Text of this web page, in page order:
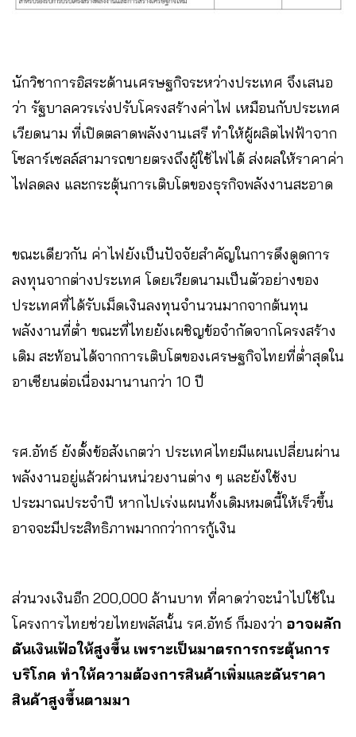
นักวิชาการอิสระด้านเศรษฐกิจระหว่างประเทศ จึงเสนอ
ว่า รัฐบาลควรเร่งปรับโครงสร้างค่าไฟ เหมือนกับประเทศ
เวียดนาม ที่เปิดตลาดพลังงานเสรี ทำให้ผู้ผลิตไฟฟ้าจาก
โซลาร์เซลล์สามารถขายตรงถึงผู้ใช้ไฟได้ ส่งผลให้ราคาค่า
ไฟลดลง และกระตุ้นการเติบโตของธุรกิจพลังงานสะอาด
ขณะเดียวกัน ค่าไฟยังเป็นปัจจัยสำคัญในการดึงดูดการ
ลงทุนจากต่างประเทศ โดยเวียดนามเป็นตัวอย่างของ
ประเทศที่ได้รับเม็ดเงินลงทุนจำนวนมากจากต้นทุน
พลังงานที่ต่ำ ขณะที่ไทยยังเผชิญข้อจำกัดจากโครงสร้าง
เดิม สะท้อนได้จากการเติบโตของเศรษฐกิจไทยที่ต่ำสุดใน
อาเซียนต่อเนื่องมานานกว่า 10 ปี
รศ.อัทธ์ ยังตั้งข้อสังเกตว่า ประเทศไทยมีแผนเปลี่ยนผ่าน
พลังงานอยู่แล้วผ่านหน่วยงานต่าง ๆ และยังใช้งบ
ประมาณประจำปี หากไปเร่งแผนทั้งเดิมหมดนี้ให้เร็วขึ้น
อาจจะมีประสิทธิภาพมากกว่าการกู้เงิน
ส่วนวงเงินอีก 200,000 ล้านบาท ที่คาดว่าจะนำไปใช้ใน
โครงการไทยช่วยไทยพลัสนั้น รศ.อัทธ์ ก็มองว่า อาจผลัก
ดันเงินเฟ้อให้สูงขึ้น เพราะเป็นมาตรการกระตุ้นการ
บริโภค ทำให้ความต้องการสินค้าเพิ่มและดันราคา
สินค้าสูงขึ้นตามมา